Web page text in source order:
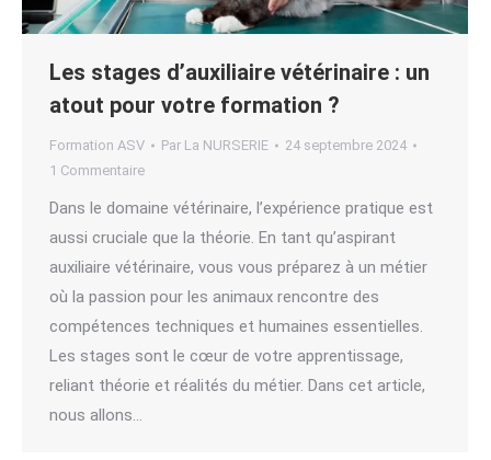
Les stages d’auxiliaire vétérinaire : un
atout pour votre formation ?
Formation ASV Par La NURSERIE
24 septembre 2024
1 Commentaire
Dans le domaine vétérinaire, l’expérience pratique est
aussi cruciale que la théorie. En tant qu’aspirant
auxiliaire vétérinaire, vous vous préparez à un métier
où la passion pour les animaux rencontre des
compétences techniques et humaines essentielles.
Les stages sont le cœur de votre apprentissage,
reliant théorie et réalités du métier. Dans cet article,
nous allons…